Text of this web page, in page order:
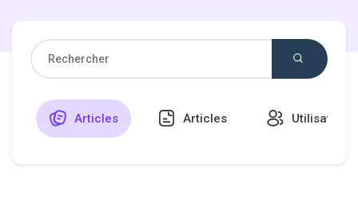
Articles Articles Utilisateurs